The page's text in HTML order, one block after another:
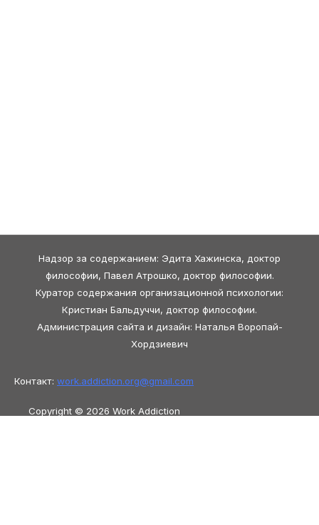
Надзор за содержанием: Эдита Хажинска, доктор
философии, Павел Атрошко, доктор философии.
Куратор содержания организационной психологии:
Кристиан Бальдуччи, доктор философии.
Администрация сайта и дизайн: Наталья Воропай-
Хордзиевич
Контакт: work.addiction.org@gmail.com
Copyright © 2026 Work Addiction